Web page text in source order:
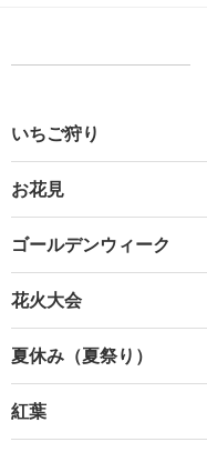
いちご狩り
お花見
ゴールデンウィーク
花火大会
夏休み（夏祭り）
紅葉